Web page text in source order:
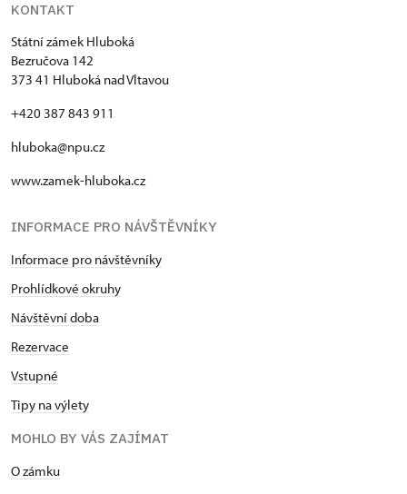
KONTAKT
Státní zámek Hluboká
Bezručova 142
373 41 Hluboká nad Vltavou
+420 387 843 911
hluboka@npu.cz
www.zamek-hluboka.cz
INFORMACE PRO NÁVŠTĚVNÍKY
Informace pro návštěvníky
Prohlídkové okruhy
Návštěvní doba
Rezervace
Vstupné
Tipy na výlety
MOHLO BY VÁS ZAJÍMAT
O zámku